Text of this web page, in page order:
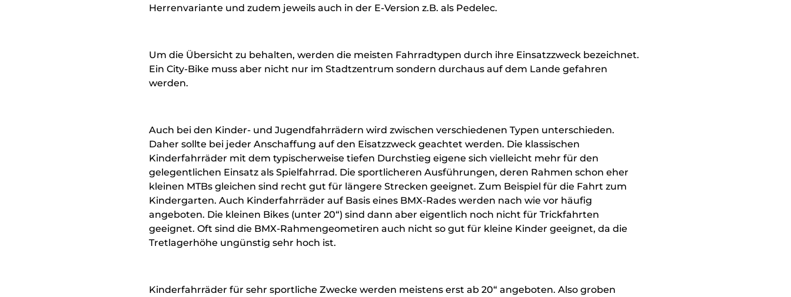
Herrenvariante und zudem jeweils auch in der E-Version z.B. als Pedelec.
Um die Übersicht zu behalten, werden die meisten Fahrradtypen durch ihre Einsatzzweck bezeichnet.
Ein City-Bike muss aber nicht nur im Stadtzentrum sondern durchaus auf dem Lande gefahren
werden.
Auch bei den Kinder- und Jugendfahrrädern wird zwischen verschiedenen Typen unterschieden.
Daher sollte bei jeder Anschaffung auf den Eisatzzweck geachtet werden. Die klassischen
Kinderfahrräder mit dem typischerweise tiefen Durchstieg eigene sich vielleicht mehr für den
gelegentlichen Einsatz als Spielfahrrad. Die sportlicheren Ausführungen, deren Rahmen schon eher
kleinen MTBs gleichen sind recht gut für längere Strecken geeignet. Zum Beispiel für die Fahrt zum
Kindergarten. Auch Kinderfahrräder auf Basis eines BMX-Rades werden nach wie vor häufig
angeboten. Die kleinen Bikes (unter 20“) sind dann aber eigentlich noch nicht für Trickfahrten
geeignet. Oft sind die BMX-Rahmengeometiren auch nicht so gut für kleine Kinder geeignet, da die
Tretlagerhöhe ungünstig sehr hoch ist.
Kinderfahrräder für sehr sportliche Zwecke werden meistens erst ab 20“ angeboten. Also groben